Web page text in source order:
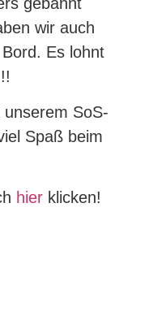
wir auch
Es lohnt
SoS-
Spaß beim
hier klicken!